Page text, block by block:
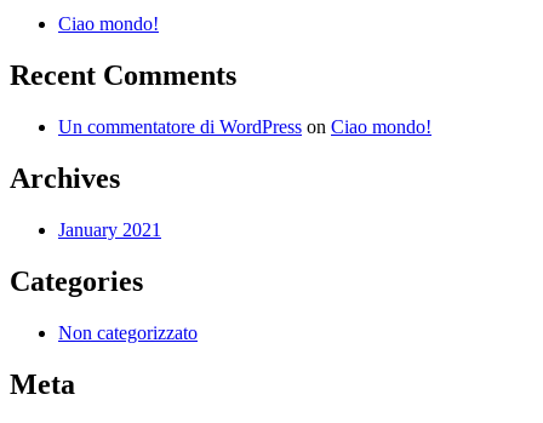
Ciao mondo!
Recent Comments
Un commentatore di WordPress on Ciao mondo!
Archives
January 2021
Categories
Non categorizzato
Meta